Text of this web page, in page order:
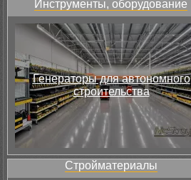
Инструменты, оборудование
Генераторы для автономного
строительства
Стройматериалы